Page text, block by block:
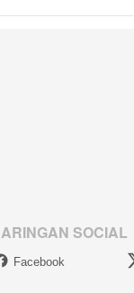
SOCIAL
Facebook